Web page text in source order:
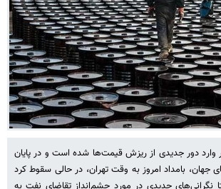
در ۳ روز اخیر وارد دور جدیدی از ریزش قیمت‌ها شده است و در پایان
جهان، بامداد امروز به وقت تهران، در حالی سقوط کرد